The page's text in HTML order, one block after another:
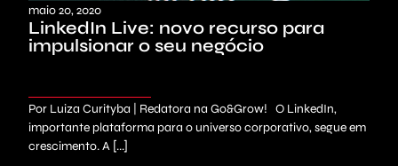
maio 20, 2020
LinkedIn Live: novo recurso para
impulsionar o seu negócio
Por Luiza Curityba | Redatora na Go&Grow! O LinkedIn,
importante plataforma para o universo corporativo, segue em
crescimento. A [...]